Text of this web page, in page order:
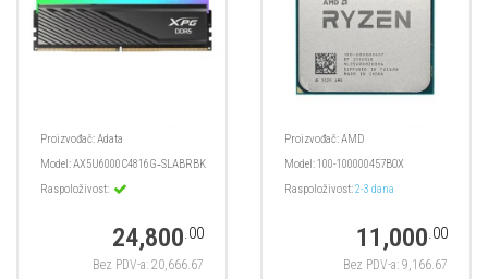
Proizvođač:Adata
Model:AX5U6000C4816G‑SLABRBK
Raspoloživost:
24,800.00
Bez PDV-a: 20,666.67
Proizvođač:AMD
Model:100-100000457BOX
Raspoloživost:2-3 dana
11,000.00
Bez PDV-a: 9,166.67